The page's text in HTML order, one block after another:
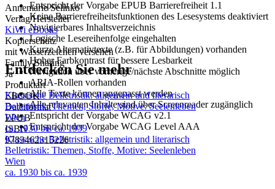
Annemarie Selinko
Verlag/Hersteller
KiWi eBooks
Kopierschutz
mit Wasserzeichen versehen
Family Sharing
Ja
Produktart
EBOOK
Dateiformat
EPUB
ISBN
9783462315226
Entspricht der Vorgabe EPUB Barrierefreiheit 1.1
Keine Barrierefreiheitsfunktionen des Lesesystems deaktiviert
Navigierbares Inhaltsverzeichnis
Logische Lesereihenfolge eingehalten
Kurze Alternativtexte (z.B. für Abbildungen) vorhanden
Hoher Farbkontrast für bessere Lesbarkeit
Navigation über vorherige/nächste Abschnitte möglich
ARIA-Rollen vorhanden
Alle Texte können angepasst werden
Alle relevanten Inhalte sind über Screenreader zugänglich
Entspricht der Vorgabe WCAG v2.1
Entspricht der Vorgabe WCAG Level AAA
Entdecken Sie mehr
Klassische Belletristik: allgemein und literarisch
Belletristik: Themen, Stoffe, Motive: Seelenleben
Wien
ca. 1930 bis ca. 1939
Klassische Belletristik: allgemein und literarisch
Belletristik: Themen, Stoffe, Motive: Seelenleben
Wien
ca. 1930 bis ca. 1939